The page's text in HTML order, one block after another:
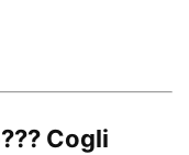
Cogli